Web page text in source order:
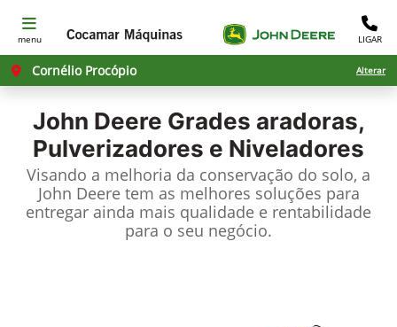
menu LIGAR
Cornélio Procópio Alterar
John Deere Grades aradoras,
Pulverizadores e Niveladores
Visando a melhoria da conservação do solo, a
John Deere tem as melhores soluções para
entregar ainda mais qualidade e rentabilidade
para o seu negócio.